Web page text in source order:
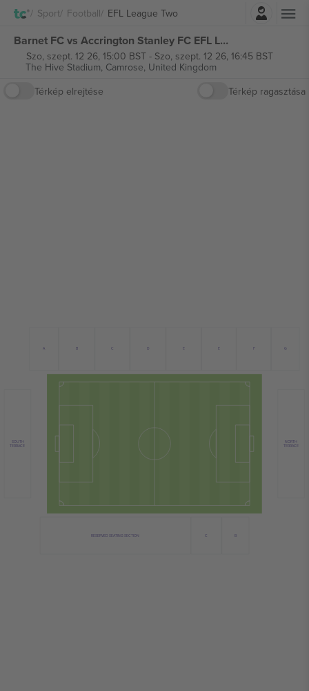
Sport Football EFL League TwoBelépés
Barnet FC vs Accrington Stanley FC EFL League Two jegyek
Szo, szept. 12 26, 15:00 BST- Szo, szept. 12 26, 16:45 BST
The Hive Stadium, Camrose, United Kingdom
Térkép elrejtése
Térkép ragasztása
A B C D E E F G
NORTH
TERRACE
B
C
RESERVED SEATING SECTION
SOUTH
TERRACE